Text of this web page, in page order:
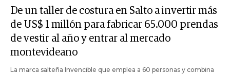
De un taller de costura en Salto a invertir más
de US$ 1 millón para fabricar 65.000 prendas
de vestir al año y entrar al mercado
montevideano
La marca salteña Invencible que emplea a 60 personas y combina